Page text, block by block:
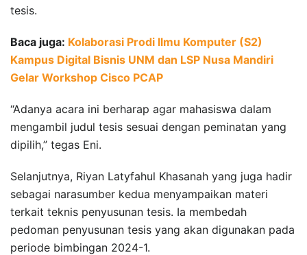
tesis.
Baca juga: Kolaborasi Prodi Ilmu Komputer (S2)
Kampus Digital Bisnis UNM dan LSP Nusa Mandiri
Gelar Workshop Cisco PCAP
“Adanya acara ini berharap agar mahasiswa dalam
mengambil judul tesis sesuai dengan peminatan yang
dipilih,” tegas Eni.
Selanjutnya, Riyan Latyfahul Khasanah yang juga hadir
sebagai narasumber kedua menyampaikan materi
terkait teknis penyusunan tesis. Ia membedah
pedoman penyusunan tesis yang akan digunakan pada
periode bimbingan 2024-1.